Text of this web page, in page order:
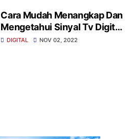
Cara Mudah Menangkap Dan
Mengetahui Sinyal Tv Digital
Helalui Hp
DIGITAL NOV 02, 2022